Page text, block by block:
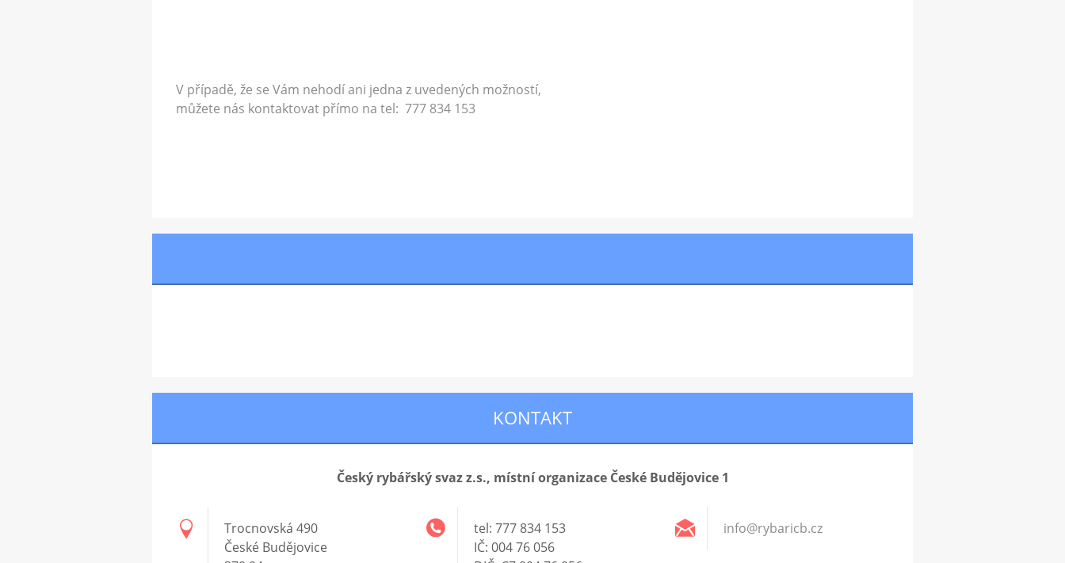
V případě, že se Vám nehodí ani jedna z uvedených možností,
můžete nás kontaktovat přímo na tel: 777 834 153
KONTAKT
Český rybářský svaz z.s., místní organizace České Budějovice 1
Trocnovská 490
České Budějovice
tel: 777 834 153
IČ: 004 76 056
info@rybaricb.cz